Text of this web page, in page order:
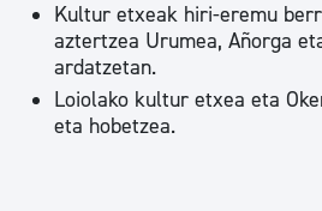
Kultur etxeak hiri-eremu
aztertzea Urumea, Añorga
ardatzetan.
Loiolako kultur etxea eta
eta hobetzea.